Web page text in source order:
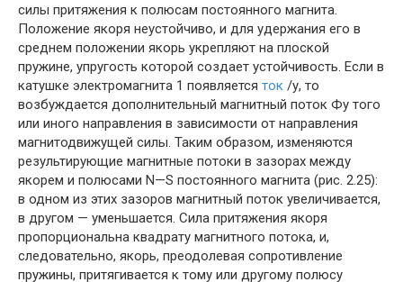
силы притяжения к полюсам постоянного магнита.
Положение якоря неустойчиво, и для удержания его в
среднем положении якорь укрепляют на плоской
пружине, упругость которой создает устойчивость. Если в
катушке электромагнита 1 появляется ток /у, то
возбуждается дополнительный магнитный поток Фу того
или иного направления в зависимости от направления
магнитодвижущей силы. Таким образом, изменяются
результирующие магнитные потоки в зазорах между
якорем и полюсами N—S постоянного магнита (рис. 2.25):
в одном из этих зазоров магнитный поток увеличивается,
в другом — уменьшается. Сила притяжения якоря
пропорциональна квадрату магнитного потока, и,
следовательно, якорь, преодолевая сопротивление
пружины, притягивается к тому или другому полюсу